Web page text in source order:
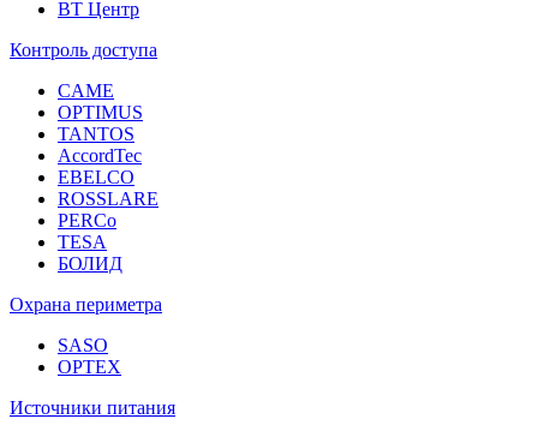
ВТ Центр
Контроль доступа
CAME
OPTIMUS
TANTOS
AccordTec
EBELCO
ROSSLARE
PERCo
TESA
БОЛИД
Охрана периметра
SASO
OPTEX
Источники питания